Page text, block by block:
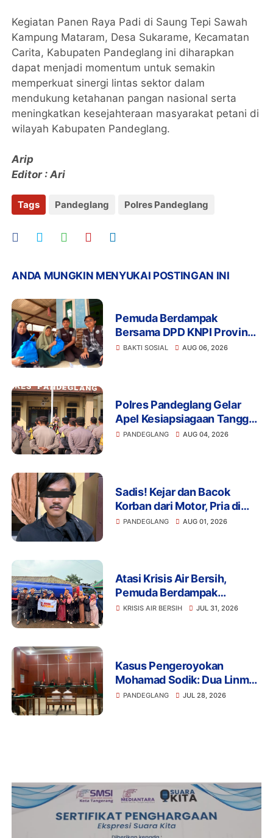
Kegiatan Panen Raya Padi di Saung Tepi Sawah
Kampung Mataram, Desa Sukarame, Kecamatan
Carita, Kabupaten Pandeglang ini diharapkan
dapat menjadi momentum untuk semakin
memperkuat sinergi lintas sektor dalam
mendukung ketahanan pangan nasional serta
meningkatkan kesejahteraan masyarakat petani di
wilayah Kabupaten Pandeglang.
Arip
Editor : Ari
Tags Pandeglang Polres Pandeglang
ANDA MUNGKIN MENYUKAI POSTINGAN INI
Pemuda Berdampak
Bersama DPD KNPI Provinsi
Banten dan KKN Kelompok
BAKTI SOSIAL AUG 06, 2026
Polres Pandeglang Gelar
Apel Kesiapsiagaan Tanggap
Bencana dan Karhutla,
PANDEGLANG AUG 04, 2026
Sadis! Kejar dan Bacok
Korban dari Motor, Pria di
Pandeglang Diciduk Polisi
PANDEGLANG AUG 01, 2026
Atasi Krisis Air Bersih,
Pemuda Berdampak
Kerahkan 4 Tangki Air untuk
KRISIS AIR BERSIH JUL 31, 2026
Kasus Pengeroyokan
Mohamad Sodik: Dua Linmas
Pandeglang Diganjar 5 Bulan
PANDEGLANG JUL 28, 2026